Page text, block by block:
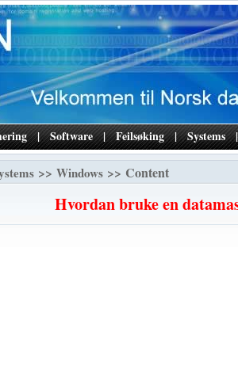
| Software | Feilsøking | Systems
>> Windows >> Content
Hvordan bruke en